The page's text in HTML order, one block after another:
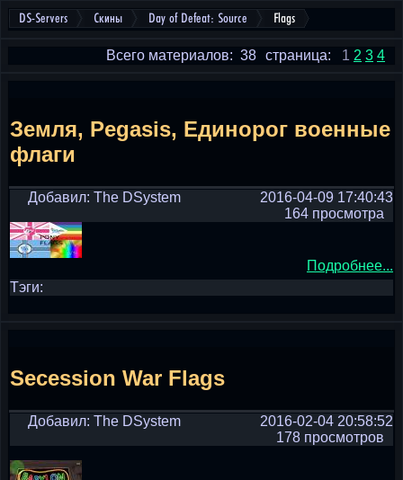
DS-Servers Скины Day of Defeat: Source Flags
страница: 1 2 3 4
Всего материалов: 38
Земля, Pegasis, Единорог военные
флаги
Добавил: The DSystem
2016-04-09 17:40:43
164 просмотра
Подробнее...
Тэги:
Secession War Flags
Добавил: The DSystem
2016-02-04 20:58:52
178 просмотров